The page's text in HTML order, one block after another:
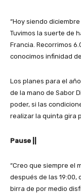
“Hoy siendo
Tuvimos la suerte de
Francia. Recorrimos
conocimos infinidad
Los planes para el
de la mano de Sabor
poder, si las
realizar la quinta gira
Pause ||
“Creo que siempre el
después de las 19:00,
birra de por medio